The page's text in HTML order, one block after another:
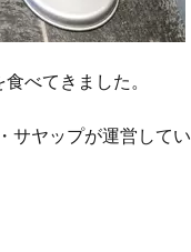
べてきました。
サヤップが運営してい